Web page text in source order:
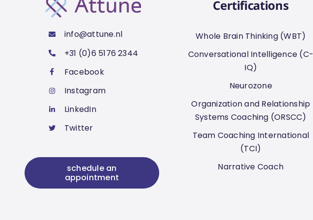
info@attune.nl
+31 (0)6 5176 2344
Facebook
Instagram
LinkedIn
Twitter
schedule an
appointment
Certifications
Whole Brain Thinking (WBT)
Conversational Intelligence (C-
IQ)
Neurozone
Organization and Relationship
Systems Coaching (ORSCC)
Team Coaching International
(TCI)
Narrative Coach